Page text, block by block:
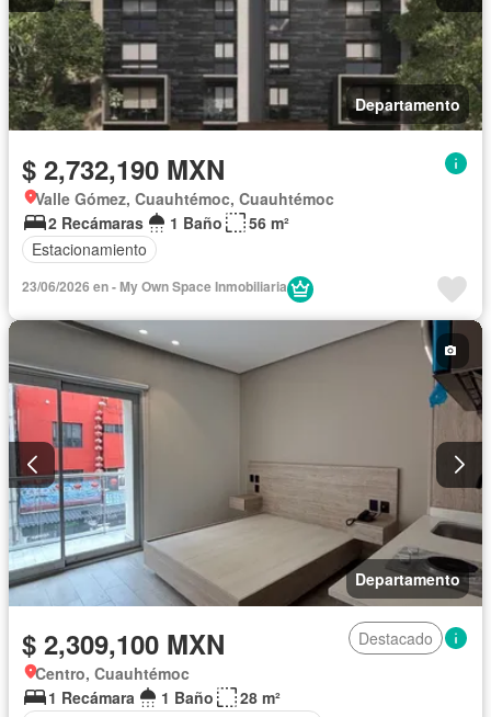
Departamento
$ 2,732,190 MXN
Valle Gómez, Cuauhtémoc, Cuauhtémoc
2 Recámaras
1 Baño
56 m²
Estacionamiento
23/06/2026 en - My Own Space Inmobiliaria
Departamento
$ 2,309,100 MXN
Destacado
Centro, Cuauhtémoc
1 Recámara
1 Baño
28 m²